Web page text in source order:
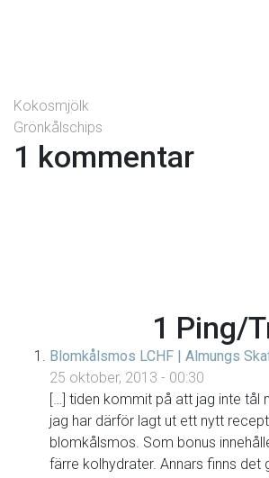
Kokosmjölk
Grönkålschips
1 kommentar
1 Ping/
Blomkålsmos LCHF | Almungs
25 oktober, 2013 - 00:30
[…] tiden kommit på att jag inte tål
jag har därför lagt ut ett nytt
blomkålsmos. Som bonus
färre kolhydrater. Annars finns det